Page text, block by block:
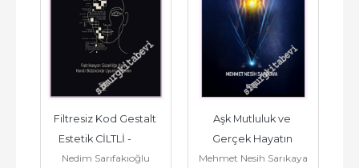
Filtresiz Kod Gestalt
Estetik CİLTLİ -
2026
Nedim Sarıfakıoğlu
Aşk Mutluluk ve
Gerçek Hayatın
Psikoterapisi -
Mehmet Nesih Sarıkaya